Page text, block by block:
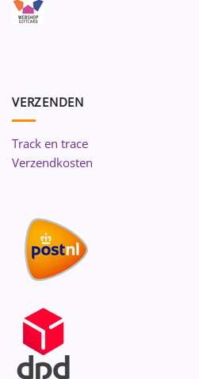
VERZENDEN
Track en trace
Verzendkosten